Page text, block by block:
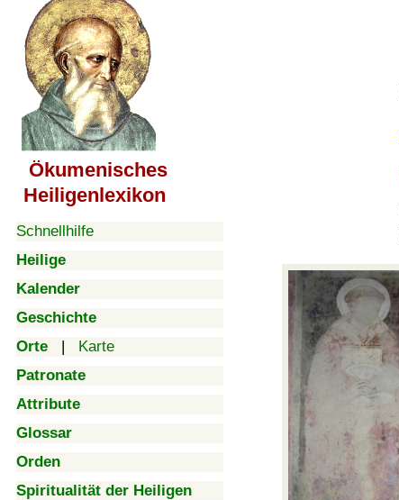
Ökumenisches
Heiligenlexikon
Schnellhilfe
Heilige
Kalender
Geschichte
Orte | Karte
Patronate
Attribute
Glossar
Orden
Spiritualität der Heiligen